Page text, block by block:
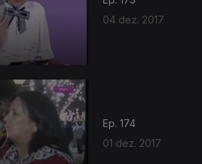
04 dez. 2017
Ep. 174
01 dez. 2017